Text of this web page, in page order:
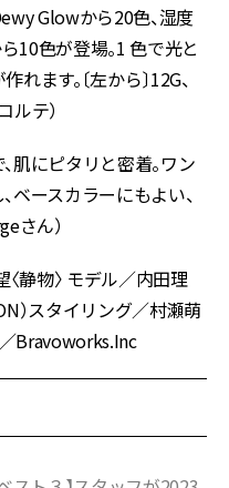
Glowから20色、湿度
10色が登場。1 色で光と
ます。〔左から〕12G、
ルテ）
肌にピタリと密着。ワン
ベースカラーにもよい、
さん）
〈静物〉 モデル／内田理
）スタイリング／村瀬萌
Bravoworks.Inc